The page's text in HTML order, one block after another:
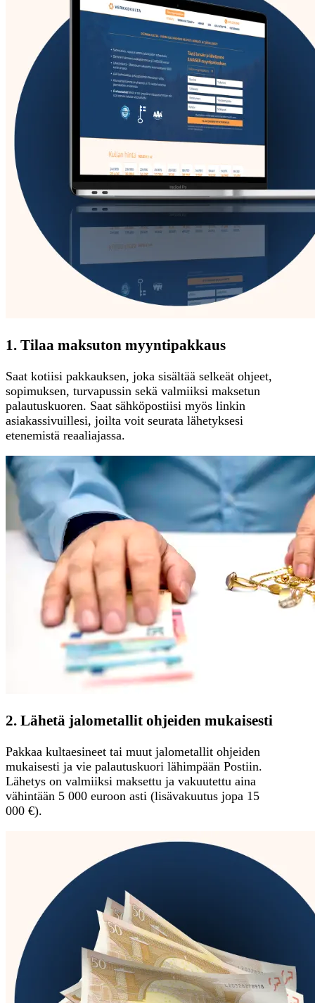
1. Tilaa maksuton myyntipakkaus
Saat kotiisi pakkauksen, joka sisältää selkeät ohjeet,
sopimuksen, turvapussin sekä valmiiksi maksetun
palautuskuoren. Saat sähköpostiisi myös linkin
asiakassivuillesi, joilta voit seurata lähetyksesi
etenemistä reaaliajassa.
2. Lähetä jalometallit ohjeiden mukaisesti
Pakkaa kultaesineet tai muut jalometallit ohjeiden
mukaisesti ja vie palautuskuori lähimpään Postiin.
Lähetys on valmiiksi maksettu ja vakuutettu aina
vähintään 5 000 euroon asti (lisävakuutus jopa 15
000 €).